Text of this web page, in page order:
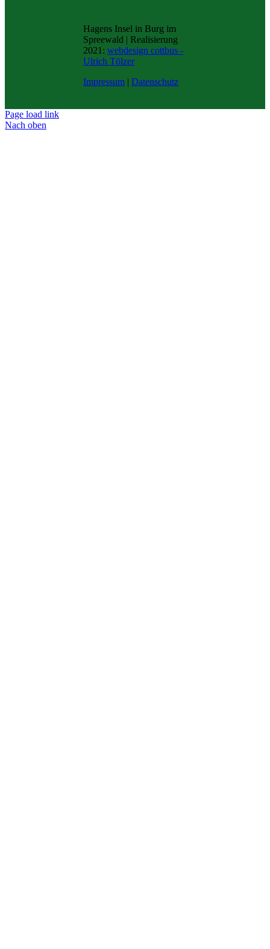
Hagens Insel in Burg im
Spreewald | Realisierung
2021: webdesign cottbus -
Ulrich Tölzer
Impressum | Datenschutz
Page load link
Nach oben